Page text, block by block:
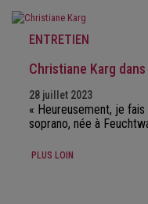
ENTRETIEN
Christiane Karg
28 juillet 2023
« Heureusement, je
soprano, née à
PLUS LOIN